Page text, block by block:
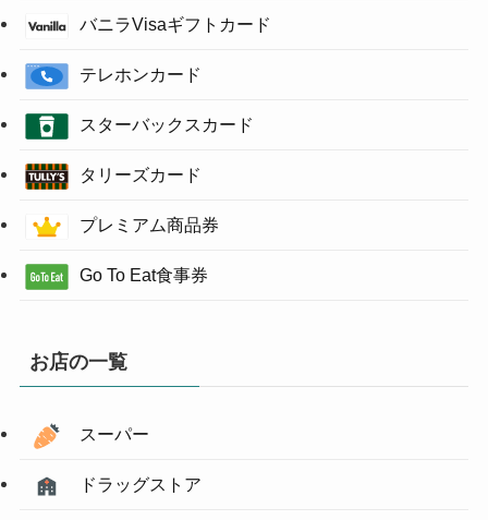
バニラVisaギフトカード
テレホンカード
スターバックスカード
タリーズカード
プレミアム商品券
Go To Eat食事券
お店の一覧
スーパー
ドラッグストア